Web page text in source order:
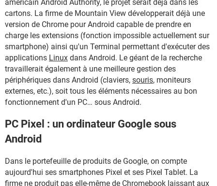
américain Android Authority, le projet serait déjà dans les
cartons. La firme de Mountain View développerait déjà une
version de Chrome pour Android capable de prendre en
charge les extensions (fonction impossible actuellement sur
smartphone) ainsi qu'un Terminal permettant d'exécuter des
applications Linux dans Android. Le géant de la recherche
travaillerait également à une meilleure gestion des
périphériques dans Android (claviers, souris, moniteurs
externes, etc.), soit tous les éléments nécessaires au bon
fonctionnement d'un PC… sous Android.
PC Pixel : un ordinateur Google sous
Android
Dans le portefeuille de produits de Google, on compte
aujourd'hui ses smartphones Pixel et ses Pixel Tablet. La
firme ne produit pas elle-même de Chromebook laissant aux